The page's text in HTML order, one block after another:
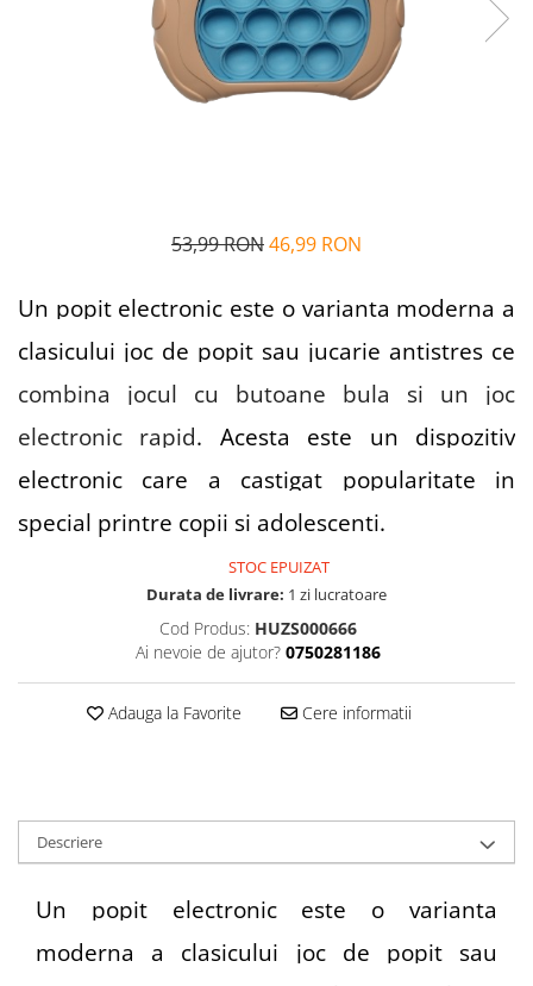
Alfabet si matematica
Jocuri de memorie si inteligenta
Seria Lectia de sanatate
Editura Galaxia Copiilor
Marea carte
53,99 RON46,99 RON
Un popit electronic este o varianta moderna a
clasicului joc de popit sau jucarie antistres ce
combina jocul cu butoane bula si un joc
electronic rapid. Acesta este un dispozitiv
electronic care a castigat popularitate in
special printre copii si adolescenti.
STOC EPUIZAT
Durata de livrare: 1 zi lucratoare
Cod Produs: HUZS000666
Ai nevoie de ajutor? 0750281186
Adauga la Favorite Cere informatii
Descriere
Un popit electronic este o varianta
moderna a clasicului joc de popit sau